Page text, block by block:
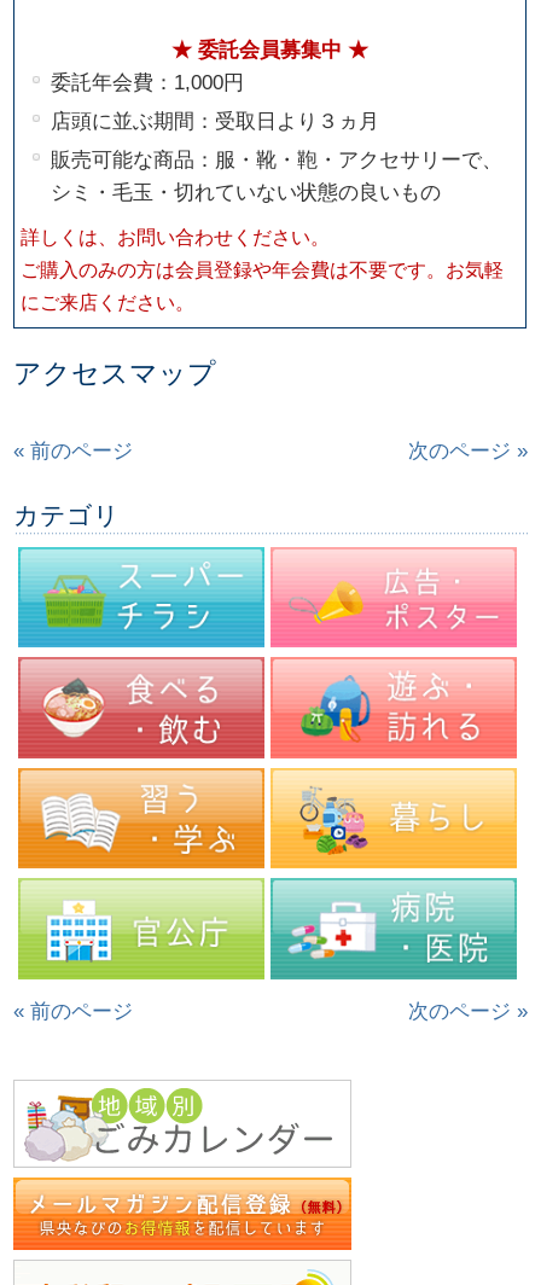
★ 委託会員募集中 ★
委託年会費：1,000円
店頭に並ぶ期間：受取日より３ヵ月
販売可能な商品：服・靴・鞄・アクセサリーで、
シミ・毛玉・切れていない状態の良いもの
詳しくは、お問い合わせください。
ご購入のみの方は会員登録や年会費は不要です。お気軽
にご来店ください。
アクセスマップ
« 前のページ 次のページ »
カテゴリ
« 前のページ 次のページ »